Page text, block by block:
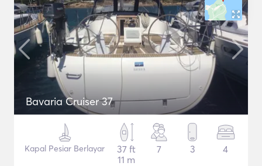
Bavaria Cruiser 37
Kapal Pesiar Berlayar
37 ft
11 m
7 3 4